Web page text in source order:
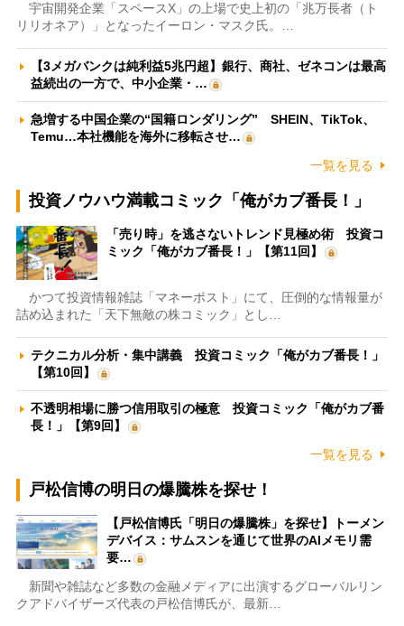
宇宙開発企業「スペースX」の上場で史上初の「兆万長者（ト
リリオネア）」となったイーロン・マスク氏。…
【3メガバンクは純利益5兆円超】銀行、商社、ゼネコンは最高
益続出の一方で、中小企業・…
急増する中国企業の“国籍ロンダリング” SHEIN、TikTok、
Temu…本社機能を海外に移転させ…
一覧を見る
投資ノウハウ満載コミック「俺がカブ番長！」
「売り時」を逃さないトレンド見極め術 投資コ
ミック「俺がカブ番長！」【第11回】
かつて投資情報雑誌「マネーポスト」にて、圧倒的な情報量が
詰め込まれた「天下無敵の株コミック」とし…
テクニカル分析・集中講義 投資コミック「俺がカブ番長！」
【第10回】
不透明相場に勝つ信用取引の極意 投資コミック「俺がカブ番
長！」【第9回】
一覧を見る
戸松信博の明日の爆騰株を探せ！
【戸松信博氏「明日の爆騰株」を探せ】トーメン
デバイス：サムスンを通じて世界のAIメモリ需
要…
新聞や雑誌など多数の金融メディアに出演するグローバルリン
クアドバイザーズ代表の戸松信博氏が、最新…